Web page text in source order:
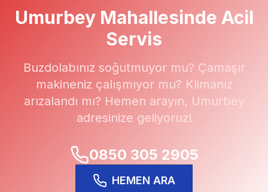
UmurbeyMahallesinde Acil
Servis
Buzdolabınız soğutmuyor mu? Çamaşır
makineniz çalışmıyor mu? Klimanız
arızalandı mı? Hemen arayın, Umurbey
adresinize geliyoruz!
0850 305 2905
HEMEN ARA